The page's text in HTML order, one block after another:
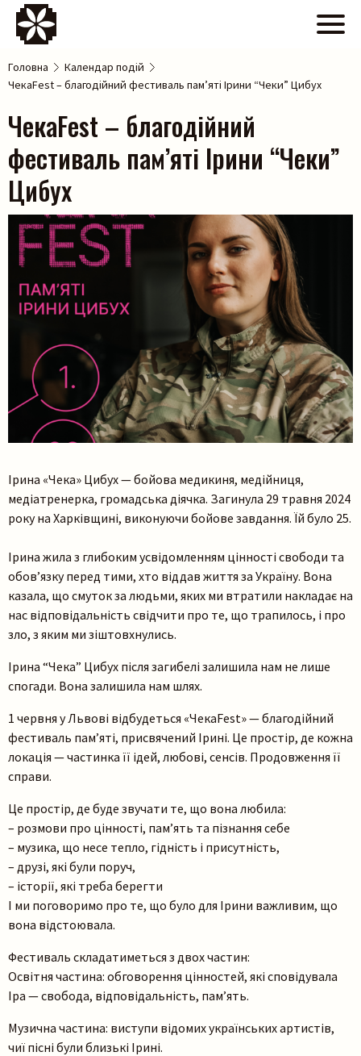
Головна
Календар подій
ЧекаFest – благодійний фестиваль пам’яті Ірини “Чеки” Цибух
ЧекаFest – благодійний
фестиваль пам’яті Ірини “Чеки”
Цибух
Ірина «Чека» Цибух — бойова медикиня, медійниця,
медіатренерка, громадська діячка. Загинула 29 травня 2024
року на Харківщині, виконуючи бойове завдання. Їй було 25.​
Ірина жила з глибоким усвідомленням цінності свободи та
обов’язку перед тими, хто віддав життя за Україну. Вона
казала, що смуток за ​​людьми, яких ми втратили накладає на
нас відповідальність свідчити про те, що трапилось, і про
зло, з яким ми зіштовхнулись.
Ірина “Чека” Цибух після загибелі залишила нам не лише
спогади. Вона залишила нам шлях.
1 червня у Львові відбудеться «ЧекаFest» — благодійний
фестиваль пам’яті, присвячений Ірині. Це простір, де кожна
локація — частинка її ідей, любові, сенсів. Продовження її
справи.
Це простір, де буде звучати те, що вона любила:
– розмови про цінності, пам’ять та пізнання себе
– музика, що несе тепло, гідність і присутність,
– друзі, які були поруч,
– історії, які треба берегти
І ми поговоримо про те, що було для Ірини важливим, що
вона відстоювала.
Фестиваль складатиметься з двох частин:​
Освітня частина: обговорення цінностей, які сповідувала
Іра — свобода, відповідальність, пам’ять.​
Музична частина: виступи відомих українських артистів,
чиї пісні були близькі Ірині.​